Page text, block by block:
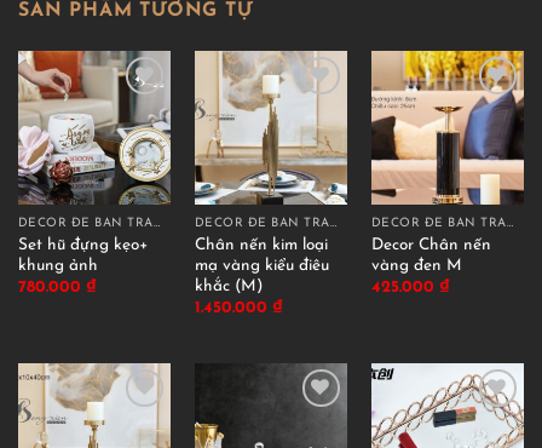
SẢN PHẨM TƯƠNG TỰ
DECOR ĐỂ BÀN TRANG TRÍ
Set hũ đựng kẹo+
khung ảnh
780.000 ₫
DECOR ĐỂ BÀN TRANG TRÍ
Chân nến kim loại
mạ vàng kiểu điêu
khắc (M)
1.450.000 ₫
DECOR ĐỂ BÀN TRANG TRÍ
Decor Chân nến
vàng đen M
425.000 ₫